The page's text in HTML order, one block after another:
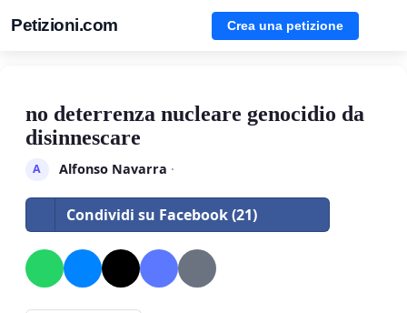
Petizioni.com Crea una petizione
no deterrenza nucleare genocidio da
disinnescare
A Alfonso Navarra ·
Condividi su Facebook (21)